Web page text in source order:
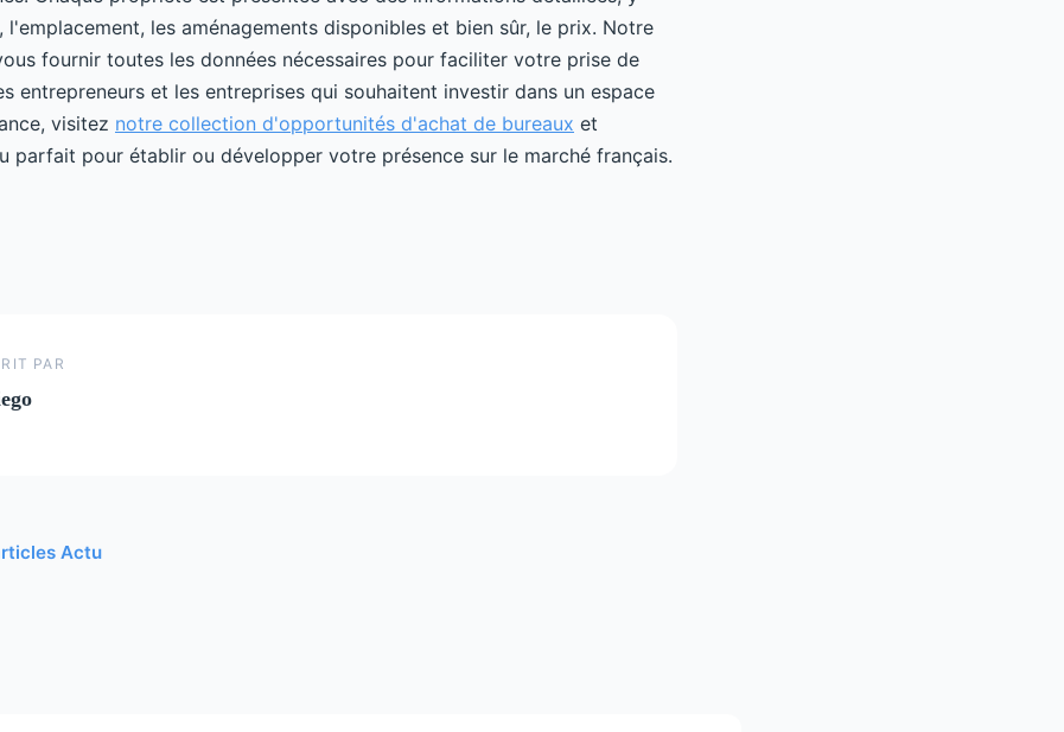
l'emplacement, les aménagements disponibles et bien sûr, le prix. Notre
fournir toutes les données nécessaires pour faciliter votre prise de
entrepreneurs et les entreprises qui souhaitent investir dans un espace
visitez notre collection d'opportunités d'achat de bureaux et
parfait pour établir ou développer votre présence sur le marché français.
PAR
Actu